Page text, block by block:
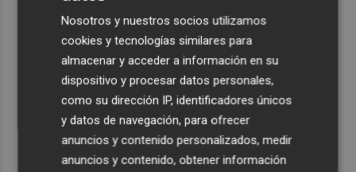
demanda 15.000 millones en 6 meses
El oleoturismo se abre al público internacional con la
gastronomía como reclamo
Nosotros y nuestros socios utilizamos
cookies y tecnologías similares para
almacenar y acceder a información en su
dispositivo y procesar datos personales,
como su dirección IP, identificadores únicos
y datos de navegación, para ofrecer
anuncios y contenido personalizados, medir
anuncios y contenido, obtener información